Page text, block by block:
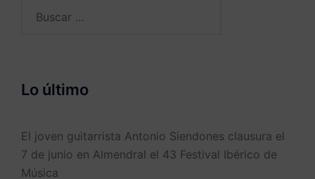
Lo último
El joven guitarrista Antonio Siendones clausura el
7 de junio en Almendral el 43 Festival Ibérico de
Música